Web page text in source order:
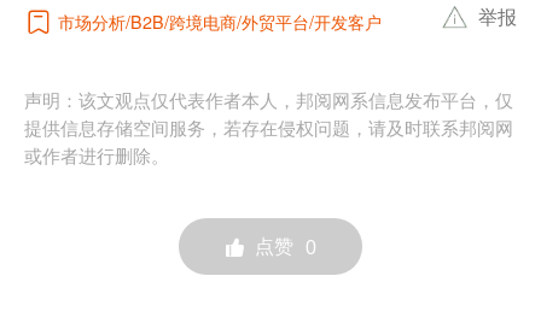
市场分析 B2B 跨境电商 外贸平台 开发客户 举报
声明：该文观点仅代表作者本人，邦阅网系信息发布平台，仅
提供信息存储空间服务，若存在侵权问题，请及时联系邦阅网
或作者进行删除。
点赞 0